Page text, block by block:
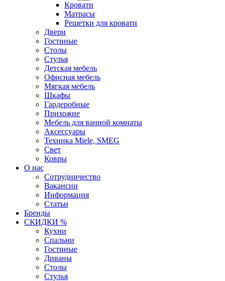
Кровати
Матрасы
Решетки для кровати
Двери
Гостиные
Столы
Стулья
Детская мебель
Офисная мебель
Мягкая мебель
Шкафы
Гардеробные
Прихожие
Мебель для ванной комнаты
Аксессуары
Техника Miele, SMEG
Свет
Ковры
О нас
Сотрудничество
Вакансии
Информация
Статьи
Бренды
СКИДКИ %
Кухни
Спальни
Гостиные
Диваны
Столы
Стулья